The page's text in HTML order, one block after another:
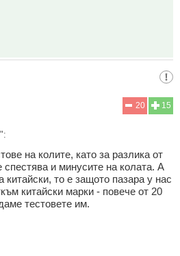
15
20
на колите, като за разлика от
и минусите на колата. А
то е защото пазара у нас
китайски марки - повече от 20
тестовете им.